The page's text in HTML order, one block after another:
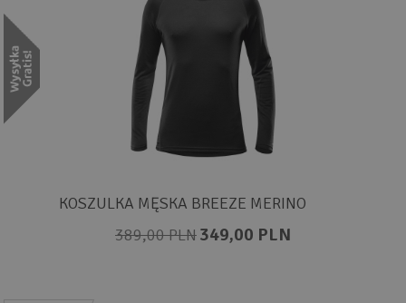
KOSZULKA MĘSKA BREEZE MERINO
389,00 PLN349,00 PLN